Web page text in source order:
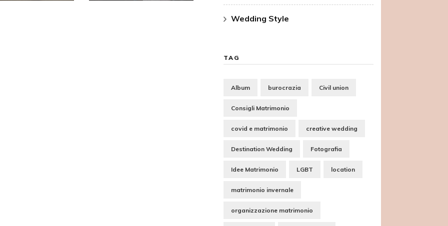
Wedding Style
TAG
Album burocrazia Civil union
Consigli Matrimonio
covid e matrimonio creative wedding
Destination Wedding Fotografia
Idee Matrimonio LGBT location
matrimonio invernale
organizzazione matrimonio